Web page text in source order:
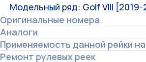
Модельный ряд: Golf VIII [2019-
Оригинальные номера
Аналоги
Применяемость данной рейки
Ремонт рулевых реек